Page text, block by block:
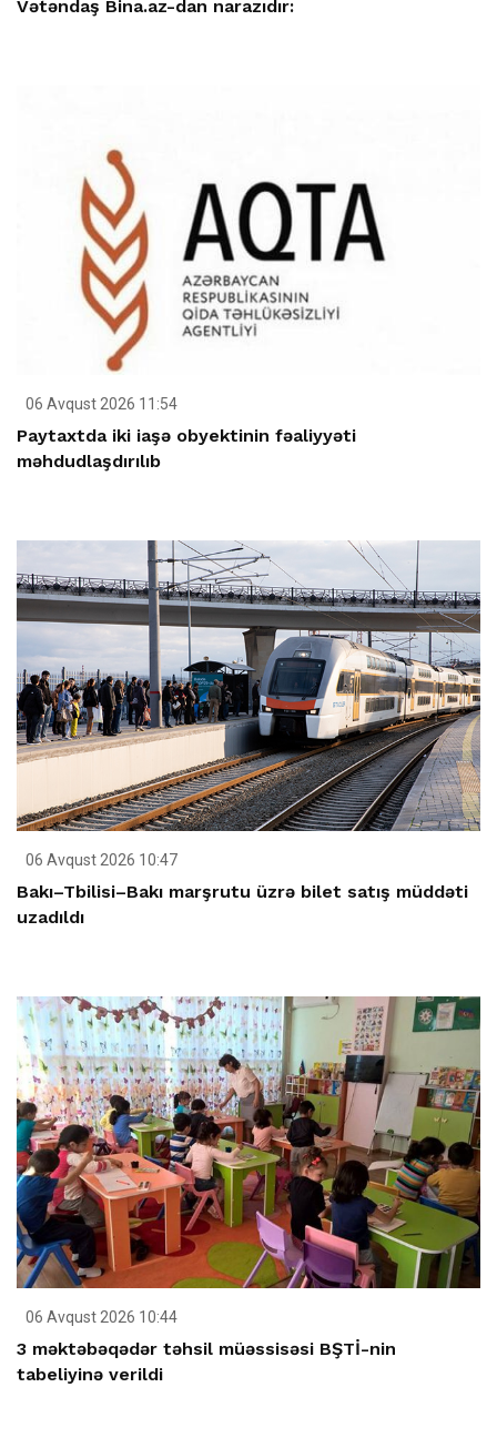
Vətəndaş Bina.az-dan narazıdır:
06 Avqust 2026 11:54
Paytaxtda iki iaşə obyektinin fəaliyyəti
məhdudlaşdırılıb
06 Avqust 2026 10:47
Bakı–Tbilisi–Bakı marşrutu üzrə bilet satış müddəti
uzadıldı
06 Avqust 2026 10:44
3 məktəbəqədər təhsil müəssisəsi BŞTİ-nin
tabeliyinə verildi